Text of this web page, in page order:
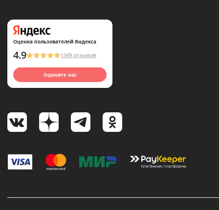
Оценка пользователей Яндекса
4.9 1149 отзывов
Оцените нас